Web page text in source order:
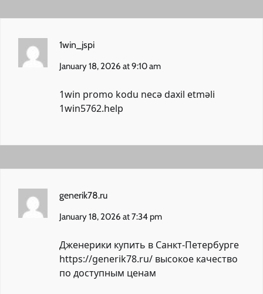
1win_jspi
January 18, 2026 at 9:10 am
1win promo kodu necə daxil etməli
1win5762.help
generik78.ru
January 18, 2026 at 7:34 pm
Дженерики купить в Санкт-Петербурге
https://generik78.ru/ высокое качество
по доступным ценам